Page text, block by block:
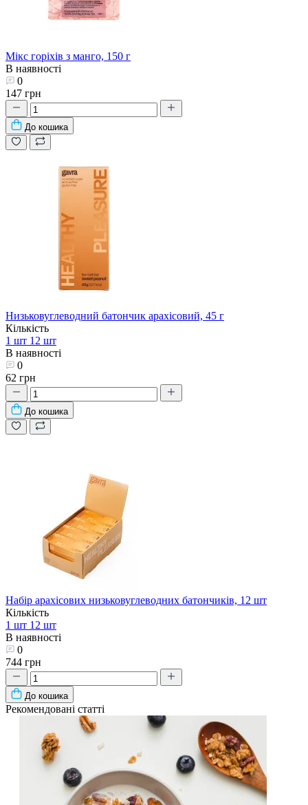
Мікс горіхів з манго, 150 г
В наявності
0
147 грн
До кошика
Низьковуглеводний батончик арахісовий, 45 г
Кількість
1 шт 12 шт
В наявності
0
62 грн
До кошика
Набір арахісових низьковуглеводних батончиків, 12 шт
Кількість
1 шт 12 шт
В наявності
0
744 грн
До кошика
Рекомендовані статті